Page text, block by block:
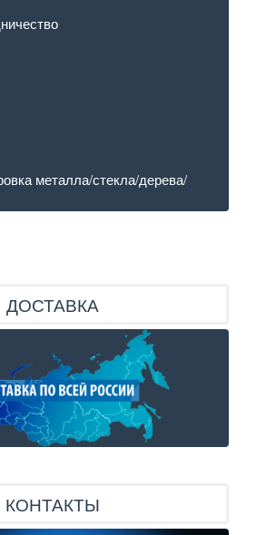
металла/стекла/дерева/
ДОСТАВКА
КОНТАКТЫ